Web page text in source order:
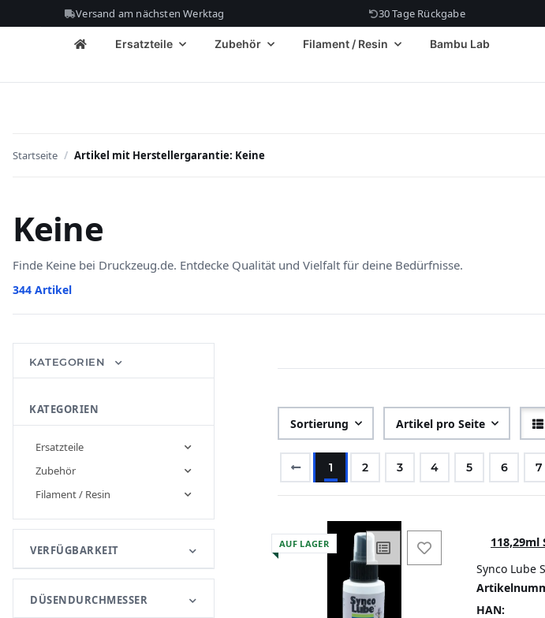
Versand am nächsten Werktag 30 Tage Rückgabe
Ersatzteile Zubehör Filament / Resin Bambu Lab
Startseite Artikel mit Herstellergarantie: Keine
Keine
Finde Keine bei Druckzeug.de. Entdecke Qualität und Vielfalt für deine Bedürfnisse.
344 Artikel
Sortierung Artikel pro Seite
1 2 3 4 5 6 7
AUF LAGER
Synco Lube
HAN:
KATEGORIEN
KATEGORIEN
Ersatzteile
Zubehör
Filament / Resin
VERFÜGBARKEIT
DÜSENDURCHMESSER